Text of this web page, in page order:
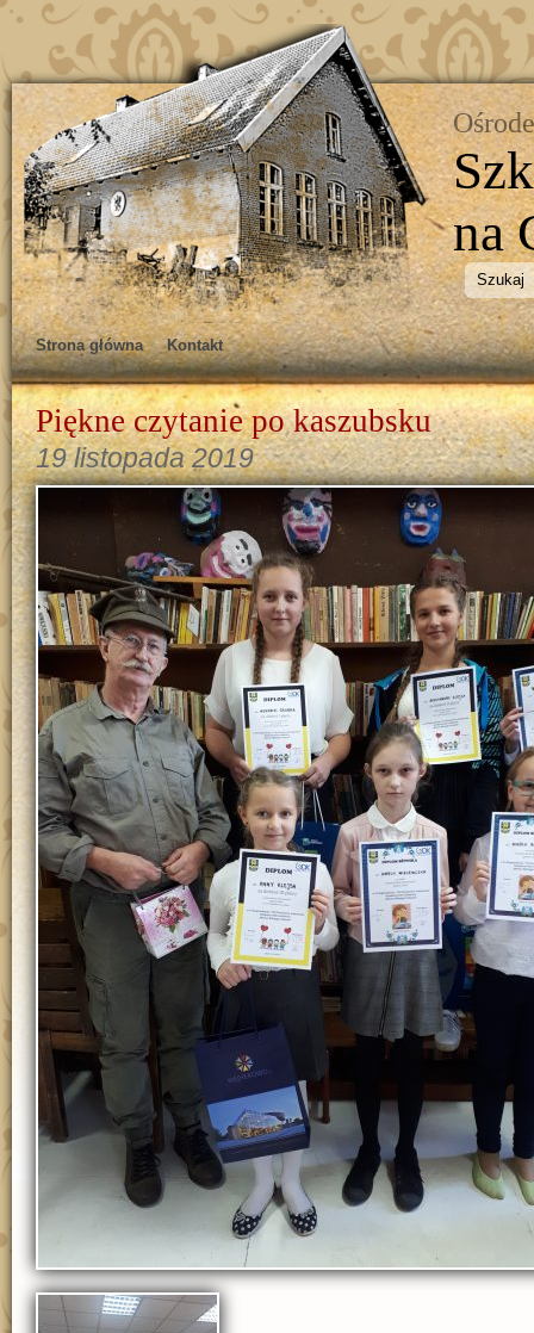
na
Strona główna Kontakt
Piękne czytanie po kaszubsku
19 listopada 2019